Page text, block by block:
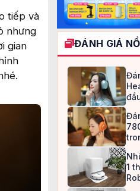
tiếp và
nhưng
gian
ĐÁNH GIÁ
an
1